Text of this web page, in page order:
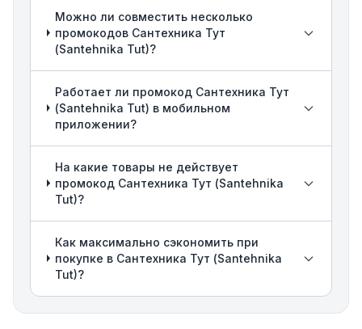
Можно ли совместить несколько
промокодов Сантехника Тут
(Santehnika Tut)?
Работает ли промокод Сантехника Тут
(Santehnika Tut) в мобильном
приложении?
На какие товары не действует
промокод Сантехника Тут (Santehnika
Tut)?
Как максимально сэкономить при
покупке в Сантехника Тут (Santehnika
Tut)?